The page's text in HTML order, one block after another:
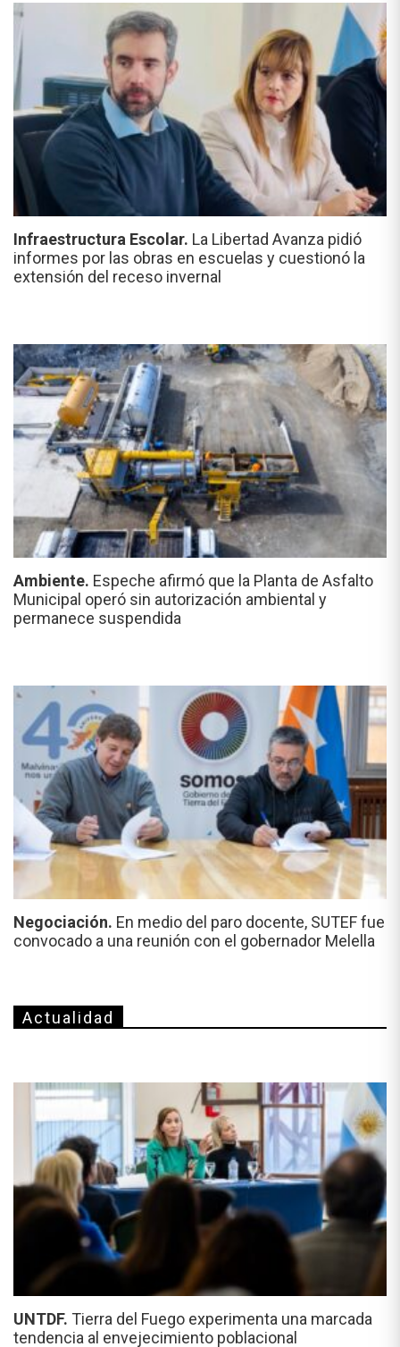
Infraestructura Escolar. La Libertad Avanza pidió
informes por las obras en escuelas y cuestionó la
extensión del receso invernal
Ambiente. Espeche afirmó que la Planta de Asfalto
Municipal operó sin autorización ambiental y
permanece suspendida
Negociación. En medio del paro docente, SUTEF fue
convocado a una reunión con el gobernador Melella
Actualidad
UNTDF. Tierra del Fuego experimenta una marcada
tendencia al envejecimiento poblacional